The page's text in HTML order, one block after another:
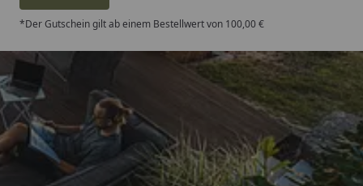
*Der Gutschein gilt ab einem Bestellwert von 100,00 €
Trusted Shops
4,81/ 5